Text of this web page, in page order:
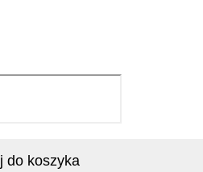
do koszyka